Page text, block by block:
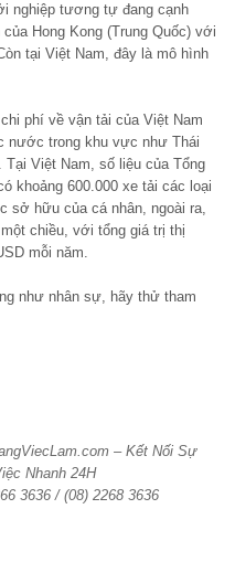
nghiệp tương tự đang cạnh
Hong Kong (Trung Quốc) với
tại Việt Nam, đây là mô hình
phí về vận tải của Việt Nam
nước trong khu vực như Thái
Tại Việt Nam, số liệu của Tổng
khoảng 600.000 xe tải các loại
sở hữu của cá nhân, ngoài ra,
chiều, với tổng giá trị thị
mỗi năm.
như nhân sự, hãy thử tham
– Kết Nối Sự
Nhanh 24H
3636 / (08) 2268 3636